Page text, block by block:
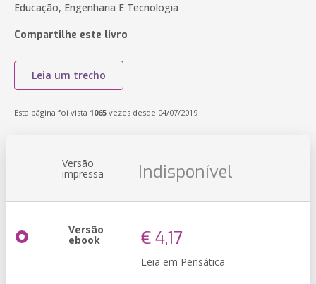
Educação, Engenharia E Tecnologia
Compartilhe este livro
Leia um trecho
Esta página foi vista 1065 vezes desde 04/07/2019
Versão
impressa Indisponível
Versão
ebook € 4,17
Leia em Pensática